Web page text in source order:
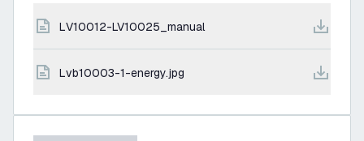
LV10012-LV10025_manual
lvb10003-1-energy.jpg